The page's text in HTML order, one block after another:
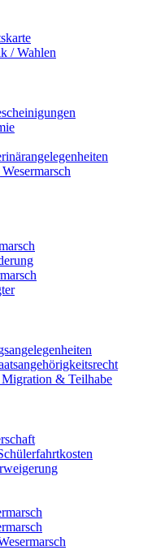
/ Wahlen
& Teilhabe